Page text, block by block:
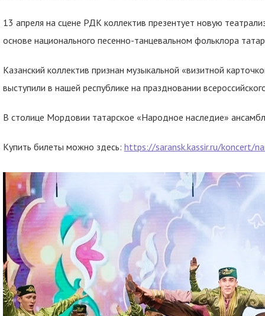
13 апреля на сцене РДК коллектив презентует новую
основе национального песенно-танцевальном фольклора
Казанский коллектив признан музыкальной «визитной
выступили в нашей республике на праздновании
В столице Мордовии татарское «Народное наследие»
Купить билеты можно здесь: https://saransk.kassir.ru/koncert/